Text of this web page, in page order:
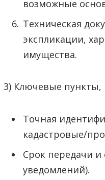
возможные
Техническая
экспликации,
имущества.
3) Ключевые
Точная
кадастровые/
Срок передачи и
уведомлений).